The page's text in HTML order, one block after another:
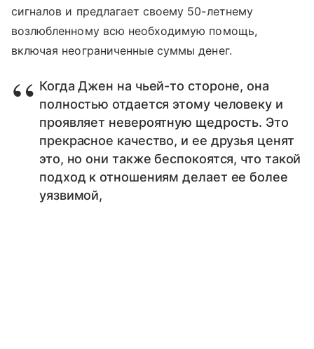
сигналов и предлагает своему 50-летнему
возлюбленному всю необходимую помощь,
включая неограниченные суммы денег.
Когда Джен на чьей-то стороне, она
полностью отдается этому человеку и
проявляет невероятную щедрость. Это
прекрасное качество, и ее друзья ценят
это, но они также беспокоятся, что такой
подход к отношениям делает ее более
уязвимой,